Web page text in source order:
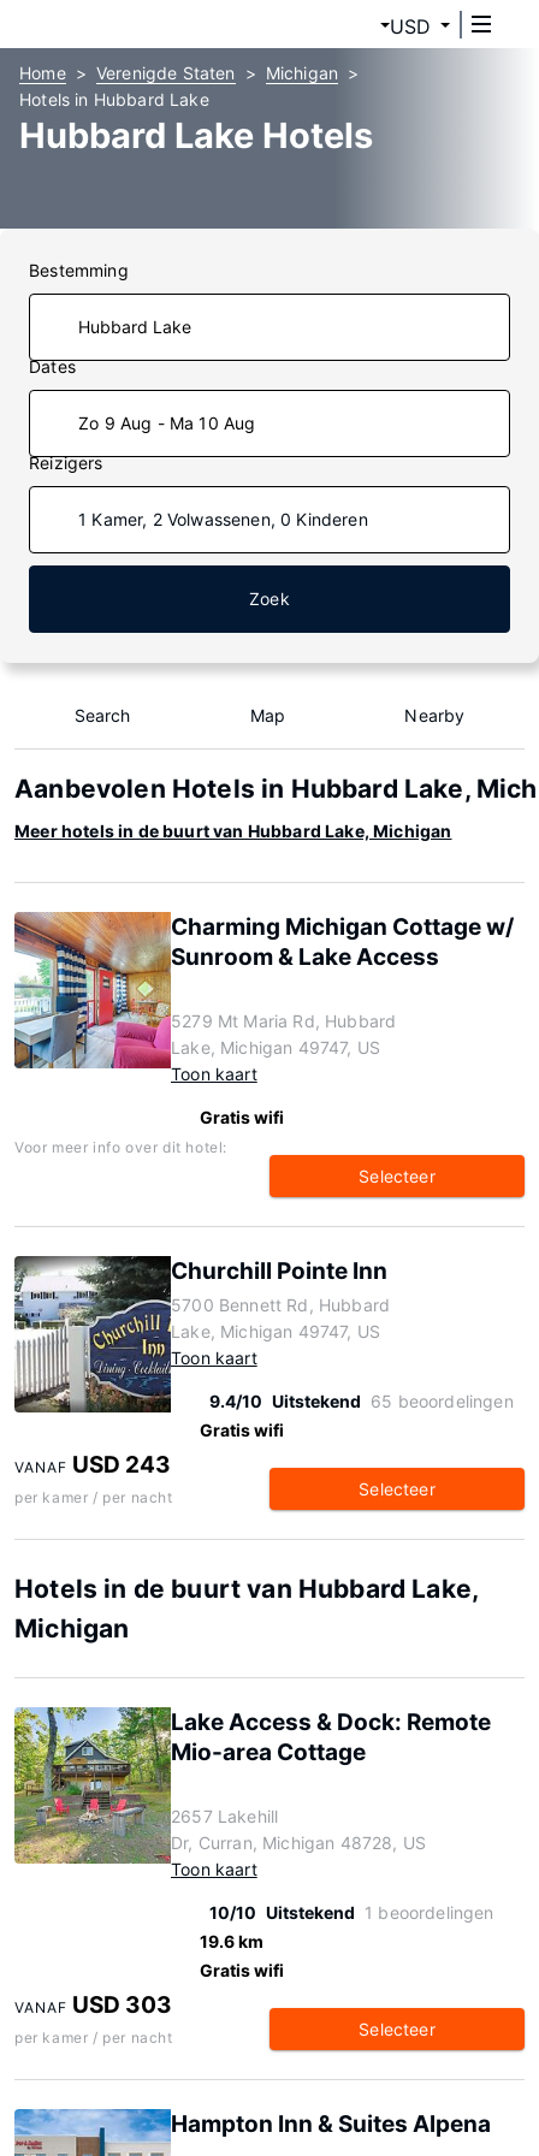
USD
Home Verenigde Staten
Michigan
Hotels in Hubbard Lake
Hubbard Lake Hotels
Bestemming
Dates
Zo 9 Aug - Ma 10 Aug
Reizigers
1 Kamer, 2 Volwassenen, 0 Kinderen
Zoek
Search Map Nearby
Aanbevolen Hotels in Hubbard Lake,
Meer hotels in de buurt van Hubbard Lake, Michigan
Charming Michigan Cottage w/
Sunroom & Lake Access
5279 Mt Maria Rd, Hubbard
Lake, Michigan 49747, US
Toon kaart
Gratis wifi
Voor meer info over dit hotel:
Selecteer
Churchill Pointe Inn
5700 Bennett Rd, Hubbard
Lake, Michigan 49747, US
Toon kaart
9.4/10 Uitstekend 65 beoordelingen
Gratis wifi
VANAF USD 243
per kamer / per nacht Selecteer
Hotels in de buurt van Hubbard Lake,
Michigan
Lake Access & Dock: Remote
Mio-area Cottage
2657 Lakehill
Dr, Curran, Michigan 48728, US
Toon kaart
10/10 Uitstekend 1 beoordelingen
19.6 km
Gratis wifi
VANAF USD 303
per kamer / per nacht Selecteer
Hampton Inn & Suites Alpena